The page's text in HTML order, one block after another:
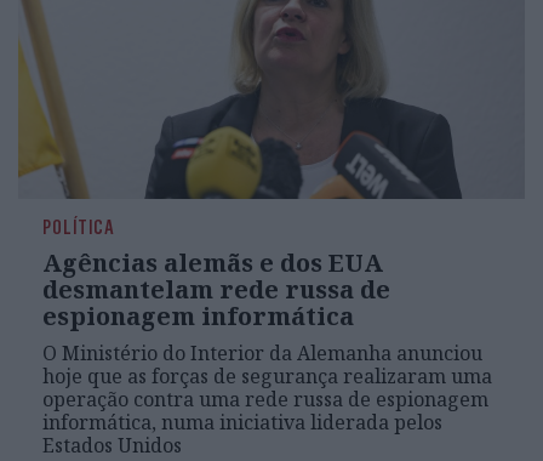
POLÍTICA
Agências alemãs e dos EUA
desmantelam rede russa de
espionagem informática
O Ministério do Interior da Alemanha anunciou
hoje que as forças de segurança realizaram uma
operação contra uma rede russa de espionagem
informática, numa iniciativa liderada pelos
Estados Unidos